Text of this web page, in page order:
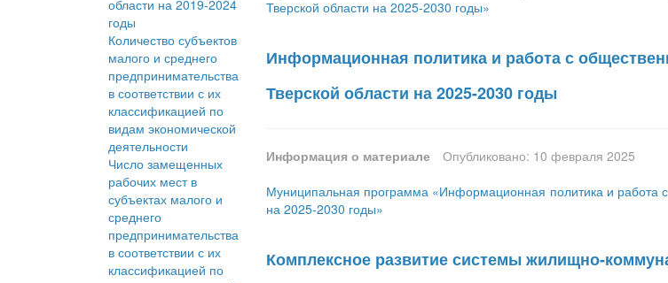
области на 2019-2024
годы
Количество субъектов
малого и среднего
предпринимательства
в соответствии с их
классификацией по
видам экономической
деятельности
Число замещенных
рабочих мест в
субъектах малого и
среднего
предпринимательства
в соответствии с их
классификацией по
Тверской области на 2025-2030 годы»
Информационная политика и работа с
Тверской области на 2025-2030 годы
Информация о материале
Опубликовано: 10 февраля 2025
Муниципальная программа «Информационная политика и работа
на 2025-2030 годы»
Комплексное развитие системы жилищно-